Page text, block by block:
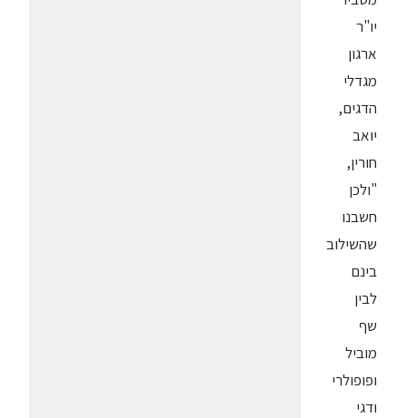
יו"ר
ארגון
מגדלי
הדגים,
יואב
חורין,
"ולכן
חשבנו
שהשילוב
בינם
לבין
שף
מוביל
ופופולרי
ודגי